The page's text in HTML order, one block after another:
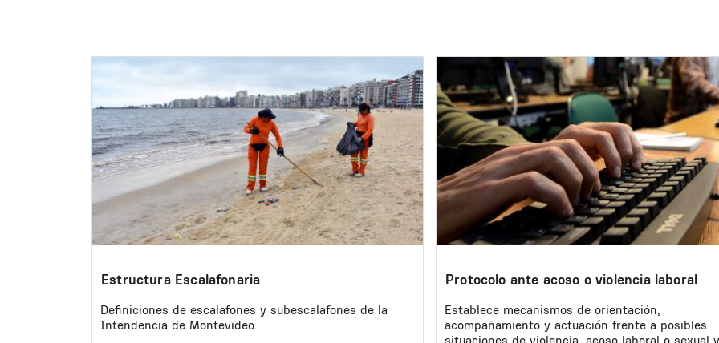
Image
Estructura Escalafonaria
Definiciones de escalafones y subescalafones de la
Intendencia de Montevideo.
Protocolo ante acoso o violencia laboral
Establece mecanismos de orientación,
acompañamiento y actuación frente a posibles